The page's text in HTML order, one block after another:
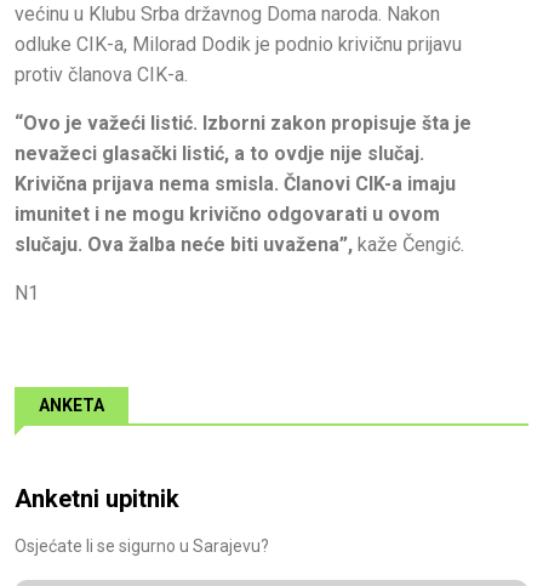
većinu u Klubu Srba državnog Doma naroda. Nakon
odluke CIK-a, Milorad Dodik je podnio krivičnu prijavu
protiv članova CIK-a.
“Ovo je važeći listić. Izborni zakon propisuje šta je
nevažeci glasački listić, a to ovdje nije slučaj.
Krivična prijava nema smisla. Članovi CIK-a imaju
imunitet i ne mogu krivično odgovarati u ovom
slučaju. Ova žalba neće biti uvažena”, kaže Čengić.
N1
ANKETA
Anketni upitnik
Osjećate li se sigurno u Sarajevu?